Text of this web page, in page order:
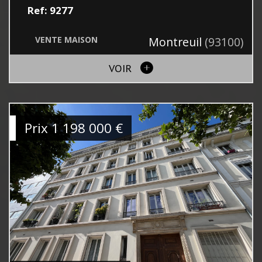
Ref: 9277
VENTE MAISON Montreuil (93100)
VOIR
Prix1 198 000 €